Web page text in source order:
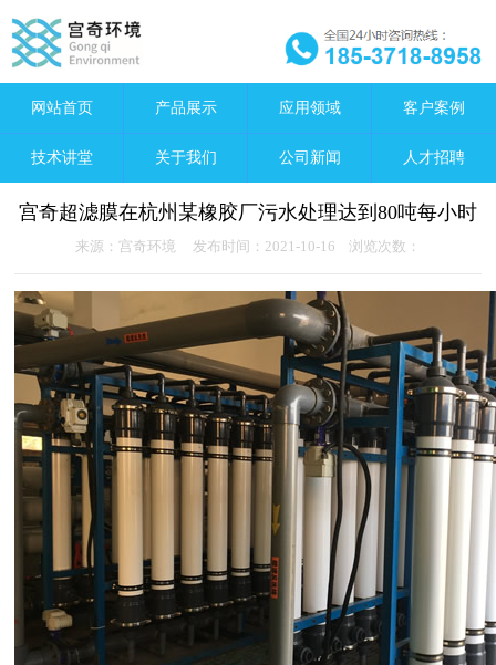
网站首页 产品展示 应用领域 客户案例
技术讲堂 关于我们 公司新闻 人才招聘
宫奇超滤膜在杭州某橡胶厂污水处理达到80吨每小时
来源：宫奇环境 发布时间：2021-10-16 浏览次数：